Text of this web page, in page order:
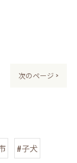
次のページ >
#子犬